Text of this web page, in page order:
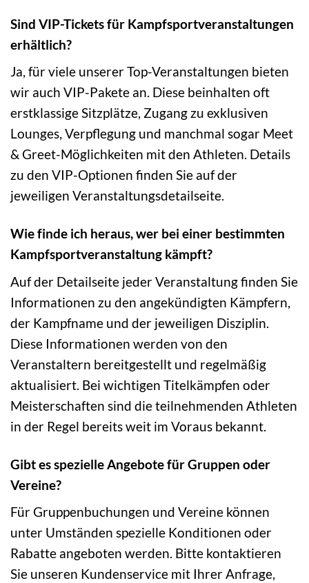
Sind VIP-Tickets für Kampfsportveranstaltungen
erhältlich?
Ja, für viele unserer Top-Veranstaltungen bieten
wir auch VIP-Pakete an. Diese beinhalten oft
erstklassige Sitzplätze, Zugang zu exklusiven
Lounges, Verpflegung und manchmal sogar Meet
& Greet-Möglichkeiten mit den Athleten. Details
zu den VIP-Optionen finden Sie auf der
jeweiligen Veranstaltungsdetailseite.
Wie finde ich heraus, wer bei einer bestimmten
Kampfsportveranstaltung kämpft?
Auf der Detailseite jeder Veranstaltung finden Sie
Informationen zu den angekündigten Kämpfern,
der Kampfname und der jeweiligen Disziplin.
Diese Informationen werden von den
Veranstaltern bereitgestellt und regelmäßig
aktualisiert. Bei wichtigen Titelkämpfen oder
Meisterschaften sind die teilnehmenden Athleten
in der Regel bereits weit im Voraus bekannt.
Gibt es spezielle Angebote für Gruppen oder
Vereine?
Für Gruppenbuchungen und Vereine können
unter Umständen spezielle Konditionen oder
Rabatte angeboten werden. Bitte kontaktieren
Sie unseren Kundenservice mit Ihrer Anfrage,